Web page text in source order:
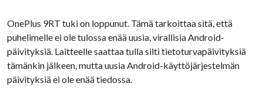
OnePlus 9RT tuki on loppunut. Tämä tarkoittaa sitä, että
puhelimelle ei ole tulossa enää uusia, virallisia Android-
päivityksiä. Laitteelle saattaa tulla silti tietoturvapäivityksiä
tämänkin jälkeen, mutta uusia Android-käyttöjärjestelmän
päivityksiä ei ole enää tiedossa.